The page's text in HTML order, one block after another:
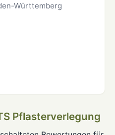
Württemberg
Pflasterverlegung